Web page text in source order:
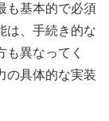
も基本的で必須
は、手続き的な
異なってく
の具体的な実装